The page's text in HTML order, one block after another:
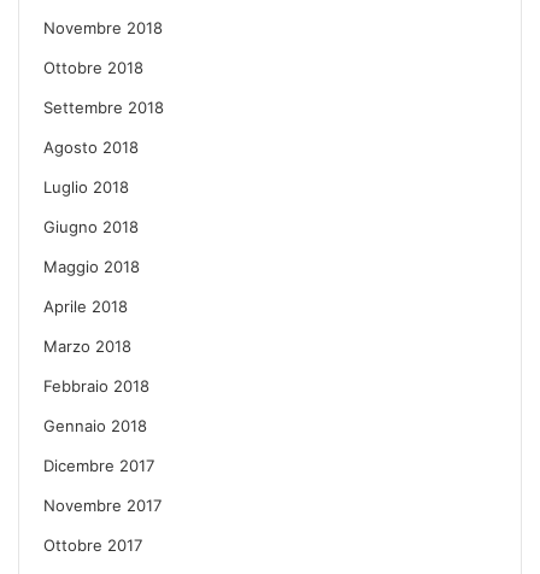
Novembre 2018
Ottobre 2018
Settembre 2018
Agosto 2018
Luglio 2018
Giugno 2018
Maggio 2018
Aprile 2018
Marzo 2018
Febbraio 2018
Gennaio 2018
Dicembre 2017
Novembre 2017
Ottobre 2017